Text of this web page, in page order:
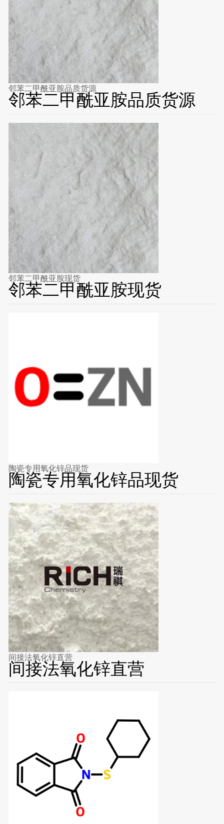
邻苯二甲酰亚胺品质货源
邻苯二甲酰亚胺品质货源
邻苯二甲酰亚胺现货
邻苯二甲酰亚胺现货
陶瓷专用氧化锌品现货
陶瓷专用氧化锌品现货
间接法氧化锌直营
间接法氧化锌直营